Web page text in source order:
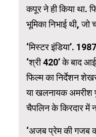
कपूर ने ही किया था.
भूमिका निभाई थी,
‘मिस्टर इंडिया’. 1987
‘श्री 420’ के बाद
फिल्म का निर्देशन
या खलनायक अमरीश
चैपलिन के किरदार में
‘अजब प्रेम की गजब